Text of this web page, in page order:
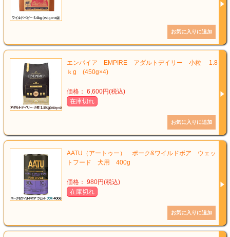
エンパイア EMPIRE アダルトデイリー 小粒 1.8
ｋg (450g×4)
価格： 6,600円(税込)
在庫切れ
AATU（アートゥー） ポーク&ワイルドボア ウェッ
トフード 犬用 400g
価格： 980円(税込)
在庫切れ